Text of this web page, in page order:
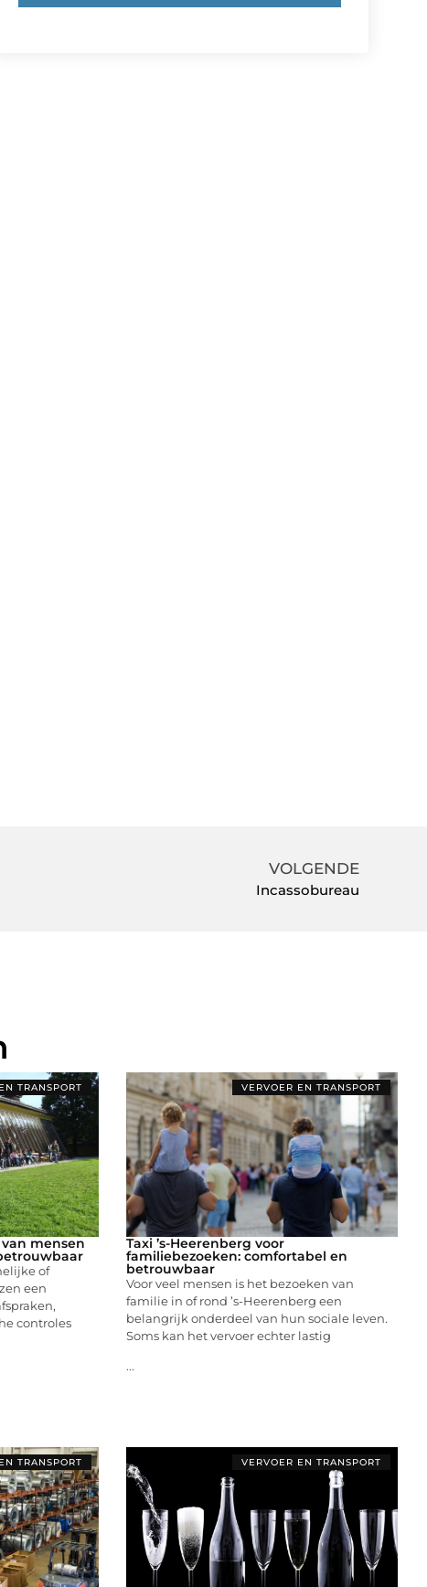
VOLGENDE
Incassobureau
TRANSPORT
mensen
of
een
controles
VERVOER EN TRANSPORT
Taxi ’s-Heerenberg voor
familiebezoeken: comfortabel en
betrouwbaar
Voor veel mensen is het bezoeken van
familie in of rond ’s-Heerenberg een
belangrijk onderdeel van hun sociale leven.
Soms kan het vervoer echter lastig
...
TRANSPORT VERVOER EN TRANSPORT